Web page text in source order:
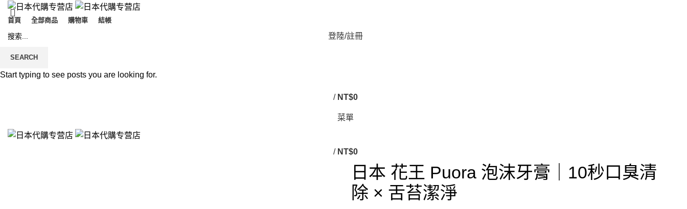
首頁 全部商品 購物車 結帳
登陸/註冊
/ NT$0
菜單
/ NT$0
日本 花王 Puora 泡沫牙膏｜10秒口臭清
除 × 舌苔潔淨
SEARCH
Start typing to see posts you are looking for.